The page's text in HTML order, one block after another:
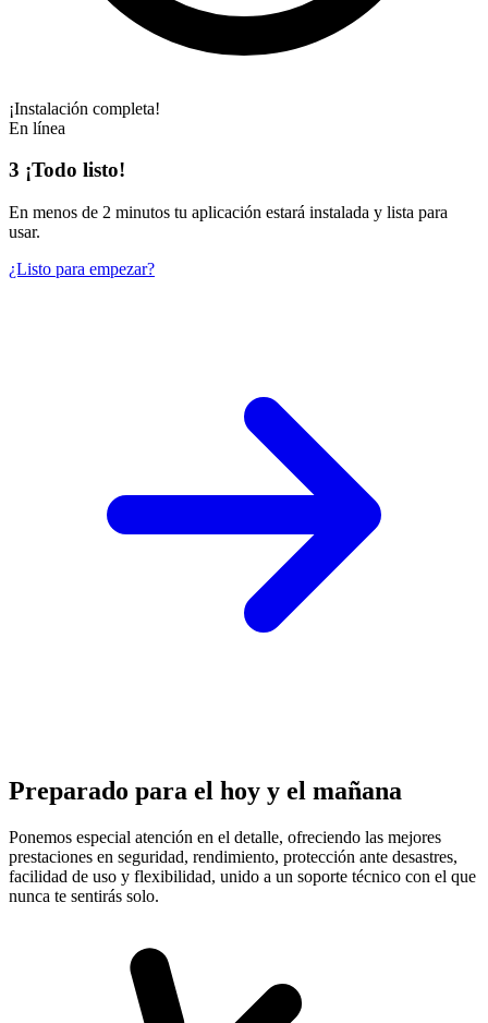
¡Instalación completa!
En línea
3 ¡Todo listo!
En menos de 2 minutos tu aplicación estará instalada y lista para
usar.
¿Listo para empezar?
Preparado para el hoy y el mañana
Ponemos especial atención en el detalle, ofreciendo las mejores
prestaciones en seguridad, rendimiento, protección ante desastres,
facilidad de uso y flexibilidad, unido a un soporte técnico con el que
nunca te sentirás solo.